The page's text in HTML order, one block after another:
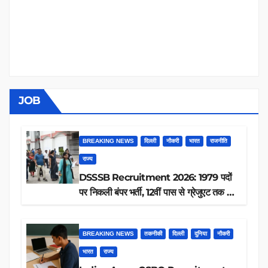
JOB
BREAKING NEWS दिल्ली नौकरी भारत राजनीति
राज्य
DSSSB Recruitment 2026: 1979 पदों
पर निकली बंपर भर्ती, 12वीं पास से ग्रेजुएट तक करें
BREAKING NEWS तकनीकी दिल्ली दुनिया नौकरी
भारत राज्य